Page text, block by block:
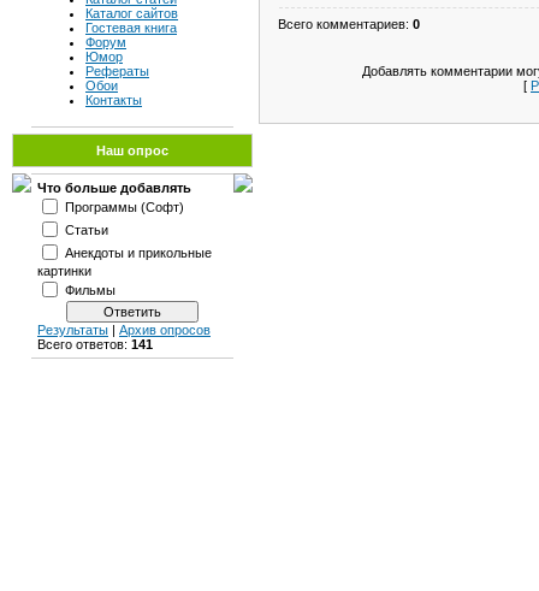
Каталог сайтов
Гостевая книга
Форум
Юмор
Рефераты
Обои
Контакты
Наш опрос
Что больше добавлять
Программы (Софт)
Статьи
Анекдоты и прикольные
картинки
Фильмы
Результаты | Архив опросов
Всего ответов: 141
Всего комментариев: 0
Добавлять комментарии
[